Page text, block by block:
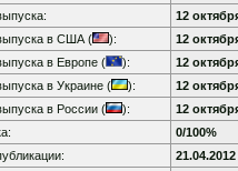
12
в США (
):
12
в Европе (
):
12
в Украине (
):
12
в России (
):
12
0/100%
21.04.2012